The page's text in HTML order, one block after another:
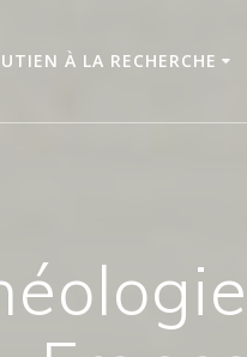
À LA RECHERCHE